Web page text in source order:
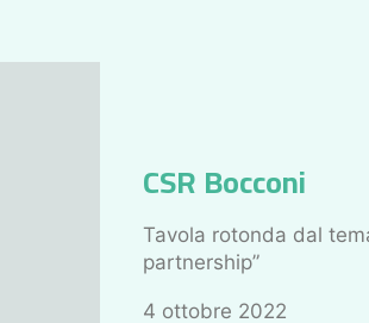
CSR Bocconi
Tavola rotonda dal
partnership”
4 ottobre 2022